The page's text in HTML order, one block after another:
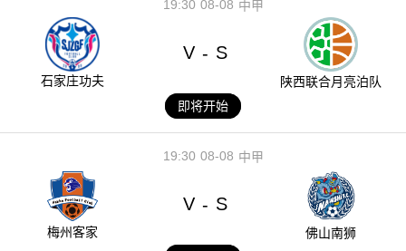
08-08
19:30 中甲
石家庄功夫
V - S
陕西联合月亮泊队
即将开始
08-08
19:30 中甲
梅州客家
V - S
佛山南狮